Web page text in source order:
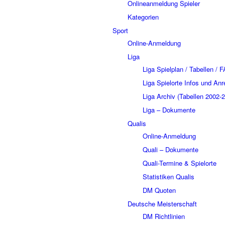
Onlineanmeldung Spieler
Kategorien
Sport
Online-Anmeldung
Liga
Liga Spielplan / Tabellen /
Liga Spielorte Infos und
Liga Archiv (Tabellen 2002-
Liga – Dokumente
Qualis
Online-Anmeldung
Quali – Dokumente
Quali-Termine & Spielorte
Statistiken Qualis
DM Quoten
Deutsche Meisterschaft
DM Richtlinien